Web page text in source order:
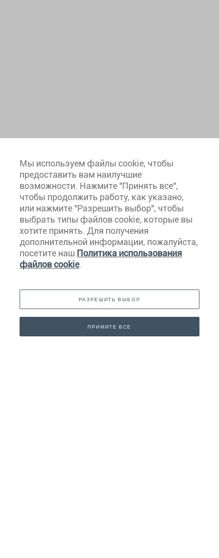
Европа
Карибский Бассейн
Мы используем файлы cookie, чтобы
предоставить вам наилучшие
возможности. Нажмите "Принять все",
чтобы продолжить работу, как указано,
или нажмите "Разрешить выбор", чтобы
выбрать типы файлов cookie, которые вы
хотите принять. Для получения
дополнительной информации, пожалуйста,
посетите наш Политика использования
файлов cookie.
РАЗРЕШИТЬ ВЫБОР
ПРИМИТЕ ВСЕ